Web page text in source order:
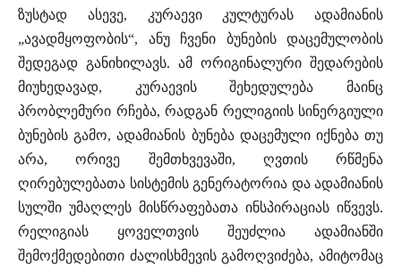
ზუსტად ასევე, კურაევი კულტურას ადამიანის
„ავადმყოფობის“, ანუ ჩვენი ბუნების დაცემულობის
შედეგად განიხილავს. ამ ორიგინალური შედარების
მიუხედავად, კურაევის შეხედულება მაინც
პრობლემური რჩება, რადგან რელიგიის სინერგიული
ბუნების გამო, ადამიანის ბუნება დაცემული იქნება თუ
არა, ორივე შემთხვევაში, ღვთის რწმენა
ღირებულებათა სისტემის გენერატორია და ადამიანის
სულში უმაღლეს მისწრაფებათა ინსპირაციას იწვევს.
რელიგიას ყოველთვის შეუძლია ადამიანში
შემოქმედებითი ძალისხმევის გამოღვიძება, ამიტომაც